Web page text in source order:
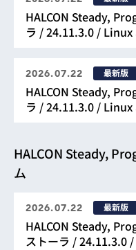
HALCON Steady,
ラ / 24.11.3.0 /
2026.07.22 最新版
HALCON Steady,
ラ / 24.11.3.0 /
HALCON Steady,
ム
2026.07.22 最新版
HALCON Steady,
ストーラ / 24.11.3.0